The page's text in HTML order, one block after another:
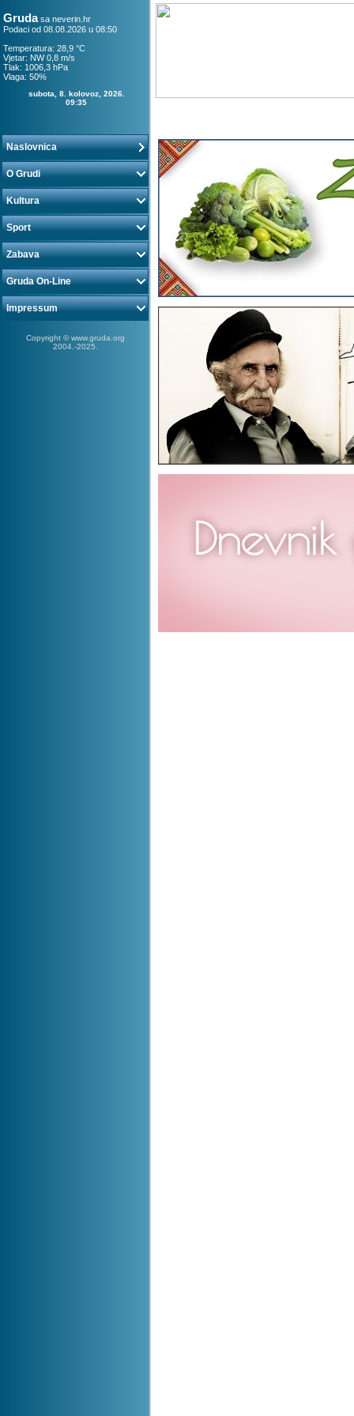
Grudasa neverin.hr
Podaci od 08.08.2026 u 08:50
Temperatura: 28,9 °C
Vjetar: NW 0,8 m/s
Tlak: 1006,3 hPa
Vlaga: 50%
subota, 8. kolovoz, 2026.
09:35
Naslovnica
O Grudi
Kultura
Sport
Zabava
Gruda On-Line
Impressum
Copyright © www.gruda.org
2004.-2025.